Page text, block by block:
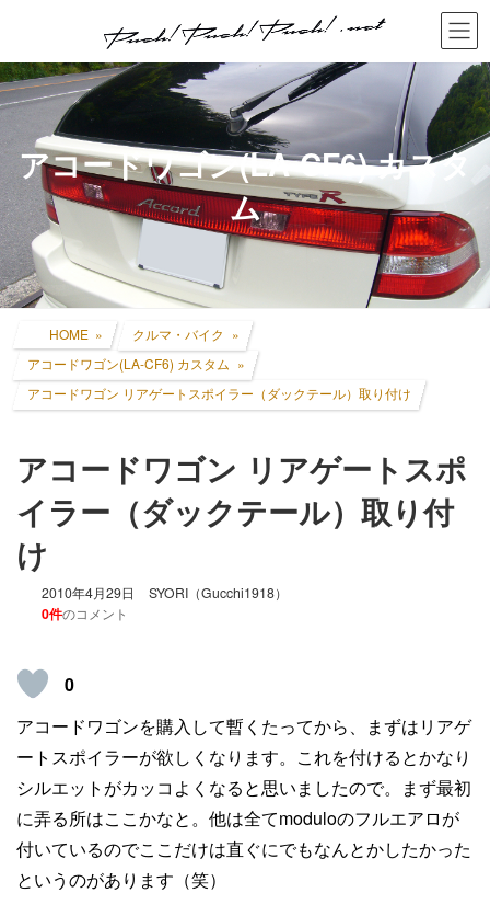
ン
ツ
ス
キ
ッ
プ
ー
シ
ン
に
移
動
アコードワゴン(LA-CF6) カスタ
ム
HOME
クルマ・バイク
アコードワゴン(LA-CF6) カスタム
アコードワゴン リアゲートスポイラー（ダックテール）取り付け
アコードワゴン リアゲートスポ
イラー（ダックテール）取り付
け
2010年4月29日 SYORI（Gucchi1918）
0件のコメント
0
アコードワゴンを購入して暫くたってから、まずはリアゲ
ートスポイラーが欲しくなります。これを付けるとかなり
シルエットがカッコよくなると思いましたので。まず最初
に弄る所はここかなと。他は全てmoduloのフルエアロが
付いているのでここだけは直ぐにでもなんとかしたかった
というのがあります（笑）